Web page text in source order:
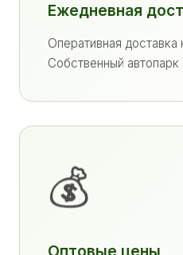
Ежедневная
Оперативная
Собственный автопарк
💰
Оптовые цены